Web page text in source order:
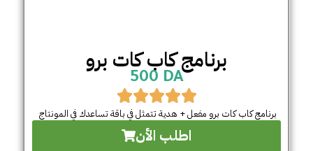
برنامج كاب كات برو
500 DA
برنامج كاب كات برو مفعل + هدية تتمثل في باقة تساعدك في المونتاج
اطلب الأن